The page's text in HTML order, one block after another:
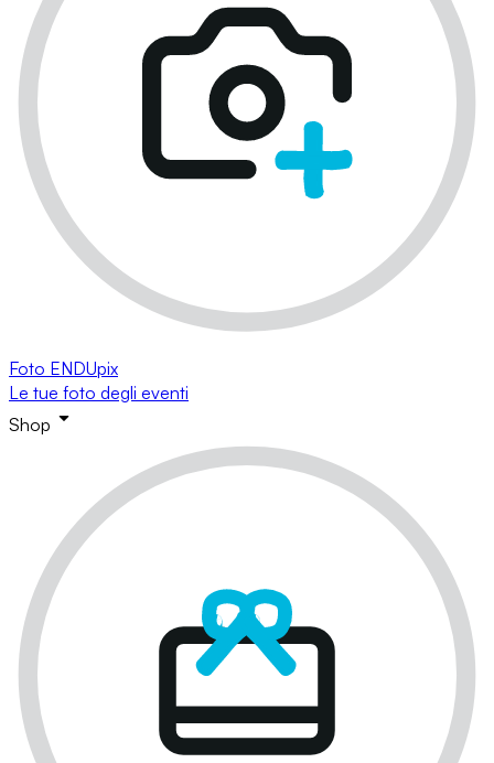
Foto ENDUpix
Le tue foto degli eventi
Shop